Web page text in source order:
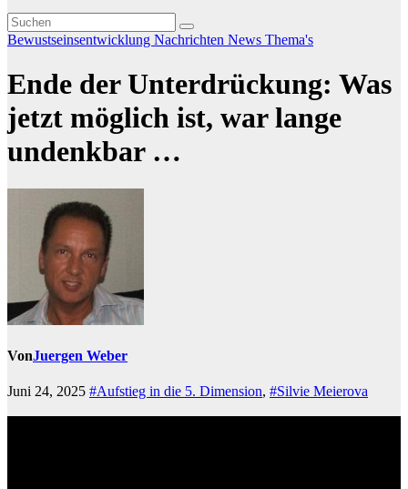
Bewustseinsentwicklung Nachrichten News Thema's
Ende der Unterdrückung: Was
jetzt möglich ist, war lange
undenkbar …
VonJuergen Weber
Juni 24, 2025 #Aufstieg in die 5. Dimension, #Silvie Meierova